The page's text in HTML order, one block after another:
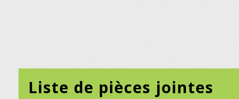
Liste de pièces jointes